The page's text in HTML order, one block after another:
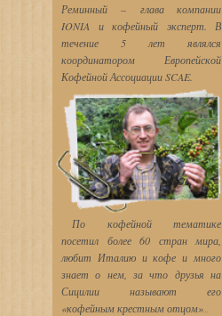
Реминный – глава компании
IONIA и кофейный эксперт. В
течение 5 лет являлся
координатором Европейской
Кофейной Ассоциации SCAE.
По кофейной тематике
посетил более 60 стран мира,
любит Италию и кофе и много
знает о нем, за что друзья на
Сицилии называют его
«кофейным крестным отцом»